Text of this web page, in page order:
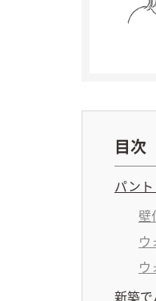
目次
パン
壁
ウ
ウ
新築で